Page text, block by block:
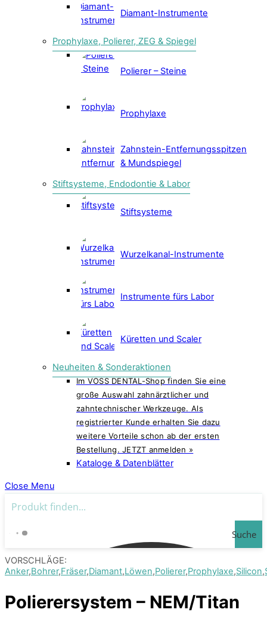
Diamant-Instrumente
Prophylaxe, Polierer, ZEG & Spiegel
Polierer – Steine
Prophylaxe
Zahnstein-Entfernungsspitzen
& Mundspiegel
Stiftsysteme, Endodontie & Labor
Stiftsysteme
Wurzelkanal-Instrumente
Instrumente fürs Labor
Küretten und Scaler
Neuheiten & Sonderaktionen
Im VOSS DENTAL-Shop finden Sie eine
große Auswahl zahnärztlicher und
zahntechnischer Werkzeuge. Als
registrierter Kunde erhalten Sie dazu
weitere Vorteile schon ab der ersten
Bestellung. JETZT anmelden »
Kataloge & Datenblätter
Close Menu
Suche
VORSCHLÄGE:
Anker Bohrer Fräser Diamant Löwen Polierer Prophylaxe Silicon
Polierersystem – NEM/Titan